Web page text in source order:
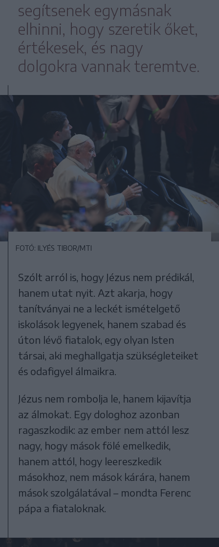
segítsenek egymásnak
elhinni, hogy szeretik őket,
értékesek, és nagy
dolgokra vannak teremtve.
FOTÓ: ILYÉS TIBOR/MTI
Szólt arról is, hogy Jézus nem prédikál,
hanem utat nyit. Azt akarja, hogy
tanítványai ne a leckét ismételgető
iskolások legyenek, hanem szabad és
úton lévő fiatalok, egy olyan Isten
társai, aki meghallgatja szükségleteiket
és odafigyel álmaikra.
Jézus nem rombolja le, hanem kijavítja
az álmokat. Egy dologhoz azonban
ragaszkodik: az ember nem attól lesz
nagy, hogy mások fölé emelkedik,
hanem attól, hogy leereszkedik
másokhoz, nem mások kárára, hanem
mások szolgálatával – mondta Ferenc
pápa a fiataloknak.